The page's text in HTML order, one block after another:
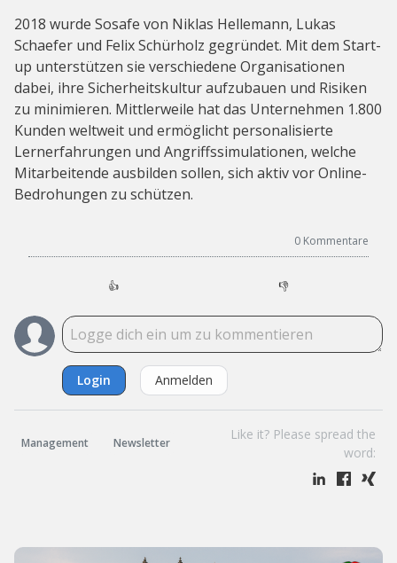
2018 wurde Sosafe von Niklas Hellemann, Lukas
Schaefer und Felix Schürholz gegründet. Mit dem Start-
up unterstützen sie verschiedene Organisationen
dabei, ihre Sicherheitskultur aufzubauen und Risiken
zu minimieren. Mittlerweile hat das Unternehmen 1.800
Kunden weltweit und ermöglicht personalisierte
Lernerfahrungen und Angriffssimulationen, welche
Mitarbeitende ausbilden sollen, sich aktiv vor Online-
Bedrohungen zu schützen.
0 Kommentare
👍 👎
Login Anmelden
Management Newsletter
Like it? Please spread the
word: